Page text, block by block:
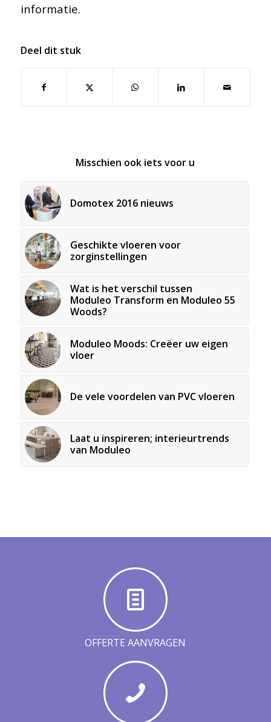
informatie.
Deel dit stuk
Misschien ook iets voor u
Domotex 2016 nieuws
Geschikte vloeren voor
zorginstellingen
Wat is het verschil tussen
Moduleo Transform en Moduleo 55
Woods?
Moduleo Moods: Creëer uw eigen
vloer
De vele voordelen van PVC vloeren
Laat u inspireren; interieurtrends
van Moduleo
OFFERTE AANVRAGEN